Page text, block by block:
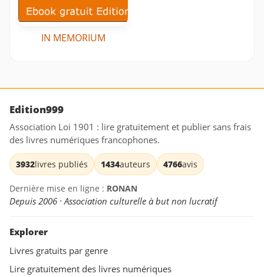
IN MEMORIUM
Edition999
Association Loi 1901 : lire gratuitement et publier sans frais
des livres numériques francophones.
3932livres publiés 1434auteurs 4766avis
Dernière mise en ligne : RONAN
Depuis 2006 · Association culturelle à but non lucratif
Explorer
Livres gratuits par genre
Lire gratuitement des livres numériques